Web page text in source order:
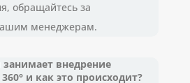
обращайтесь за
менеджерам.
внедрение
и как это происходит?